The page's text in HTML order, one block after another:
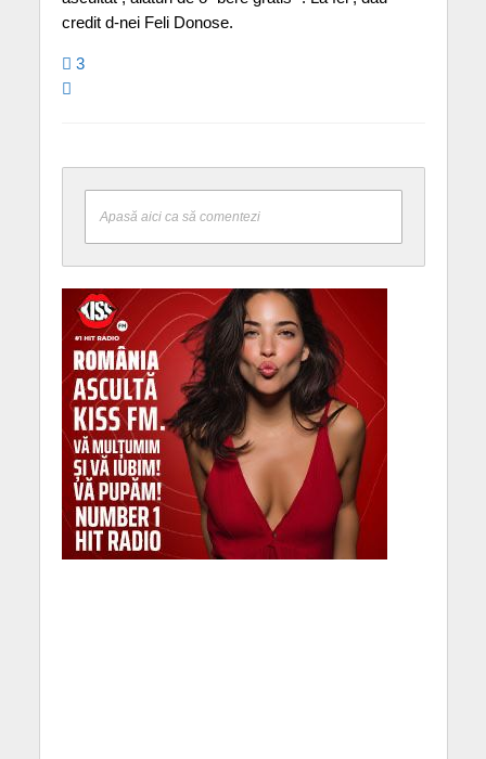
credit d-nei Feli Donose.
3
Apasă aici ca să comentezi